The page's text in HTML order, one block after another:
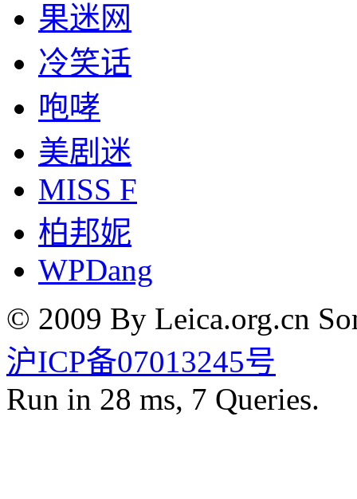
果迷网
冷笑话
咆哮
美剧迷
MISS F
柏邦妮
WPDang
© 2009 By Leica.org.cn
沪ICP备07013245号
Run in 28 ms, 7 Queries.